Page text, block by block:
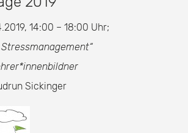
14:00 – 18:00 Uhr;
Sickinger